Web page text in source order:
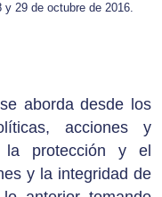
y 29 de octubre de 2016.
aborda desde los
acciones y
la protección y el
y la integridad de